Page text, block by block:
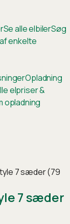
Se alle elbilerSøg
enkelte
Opladning
elpriser &
opladning
7 sæder (79
7 sæder